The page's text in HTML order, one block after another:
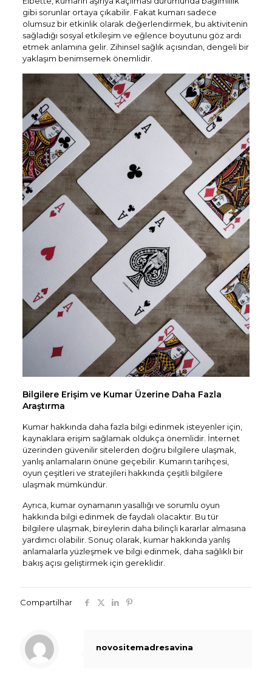
gibi sorunlar ortaya çıkabilir. Fakat kumarı sadece
olumsuz bir etkinlik olarak değerlendirmek, bu aktivitenin
sağladığı sosyal etkileşim ve eğlence boyutunu göz ardı
etmek anlamına gelir. Zihinsel sağlık açısından, dengeli bir
yaklaşım benimsemek önemlidir.
Bilgilere Erişim ve Kumar Üzerine Daha Fazla
Araştırma
Kumar hakkında daha fazla bilgi edinmek isteyenler için,
kaynaklara erişim sağlamak oldukça önemlidir. İnternet
üzerinden güvenilir sitelerden doğru bilgilere ulaşmak,
yanlış anlamaların önüne geçebilir. Kumarın tarihçesi,
oyun çeşitleri ve stratejileri hakkında çeşitli bilgilere
ulaşmak mümkündür.
Ayrıca, kumar oynamanın yasallığı ve sorumlu oyun
hakkında bilgi edinmek de faydalı olacaktır. Bu tür
bilgilere ulaşmak, bireylerin daha bilinçli kararlar almasına
yardımcı olabilir. Sonuç olarak, kumar hakkında yanlış
anlamalarla yüzleşmek ve bilgi edinmek, daha sağlıklı bir
bakış açısı geliştirmek için gereklidir.
Compartilhar
novositemadresavina